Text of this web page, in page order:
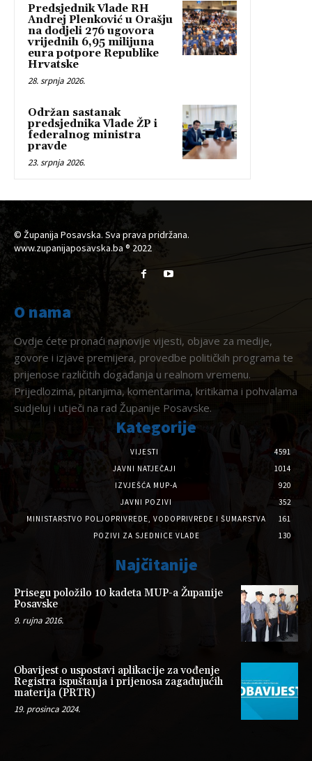
Predsjednik Vlade RH
Andrej Plenković u Orašju
na dodjeli 276 ugovora
vrijednih 6,95 milijuna
eura potpore Republike
Hrvatske
28. srpnja 2026.
Održan sastanak
predsjednika Vlade ŽP i
federalnog ministra
pravde
23. srpnja 2026.
© Županija Posavska. Sva prava pridržana.
www.zupanijaposavska.ba ® 2022
O nama
Ovdje ćete pronaći najnovije vijesti, objave za medije,
govore i izjave premijera, provedbe političkih programa te
prijenose različitih događanja u realnom vremenu.
Prijedlozima, pitanjima, komentarima, kritikama i pohvalama
sudjeluj i utječi na rad Županije Posavske.
Kategorije
VIJESTI
4591
JAVNI NATJEČAJI
1014
IZVJEŠĆA MUP-A
920
JAVNI POZIVI
352
MINISTARSTVO POLJOPRIVREDE, VODOPRIVREDE I ŠUMARSTVA
161
POZIVI ZA SJEDNICE VLADE
130
Najčitanije
Prisegu položilo 10 kadeta MUP-a Županije
Posavske
9. rujna 2016.
Obavijest o uspostavi aplikacije za vođenje
Registra ispuštanja i prijenosa zagađujućih
materija (PRTR)
19. prosinca 2024.